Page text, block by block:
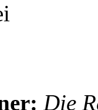
: Die